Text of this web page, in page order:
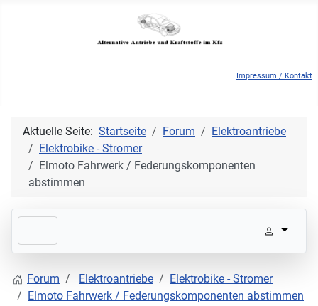
Impressum / Kontakt
Aktuelle Seite: Startseite Forum
Elektroantriebe
Elektrobike - Stromer
Elmoto Fahrwerk / Federungskomponenten
abstimmen
Forum Elektroantriebe
Elektrobike - Stromer
Elmoto Fahrwerk / Federungskomponenten abstimmen